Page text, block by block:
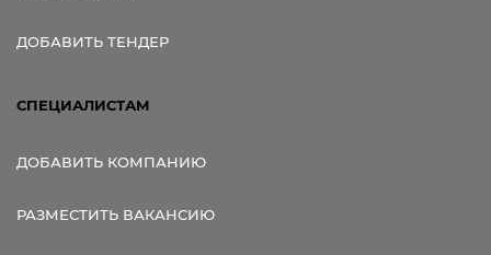
ДОБАВИТЬ ТЕНДЕР
СПЕЦИАЛИСТАМ
ДОБАВИТЬ КОМПАНИЮ
РАЗМЕСТИТЬ ВАКАНСИЮ